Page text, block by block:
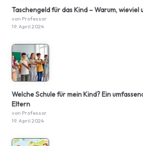
Taschengeld für das Kind – Warum, wieviel
von Professor
19. April 2024
Welche Schule für mein Kind? Ein
Eltern
von Professor
19. April 2024